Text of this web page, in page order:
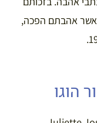
אשר אהבתם הפכה,
הוגו